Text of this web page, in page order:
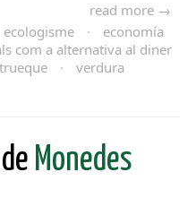
read more →
ecologisme ·
economía
com a alternativa al diner
trueque ·
verdura
Monedes